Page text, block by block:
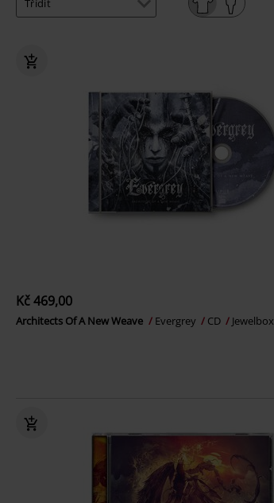
Kč 469,00
Architects Of A New Weave Evergrey CD Jewelbox